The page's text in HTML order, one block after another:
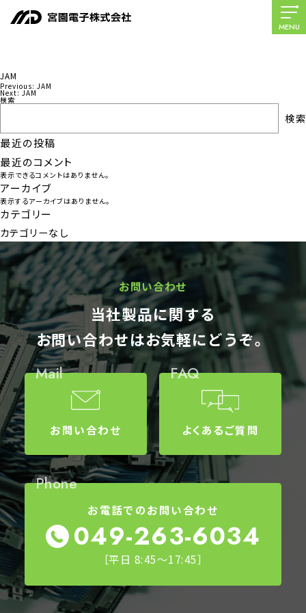
MENU
JAM
投
ナ
ビ
ゲ
ー
シ
ョ
ン
Previous: JAM
Next: JAM
検索
検索
最近の投稿
最近のコメント
表示できるコメントはありません。
アーカイブ
表示するアーカイブはありません。
カテゴリー
カテゴリーなし
お問い合わせ
当社製品に関する
お問い合わせはお気軽にどうぞ。
Mail
お問い合わせ
FAQ
よくあるご質問
Phone
お電話でのお問い合わせ
049-263-6034
［平日 8:45～17:45］